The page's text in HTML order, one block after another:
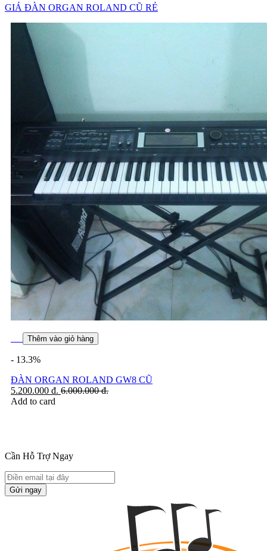
GIÁ ĐÀN ORGAN ROLAND CŨ RẺ
Thêm vào giỏ hàng
- 13.3%
ĐÀN ORGAN ROLAND GW8 CŨ
5.200.000 đ. 6.000.000đ.
Add to card
Cần Hỗ Trợ Ngay